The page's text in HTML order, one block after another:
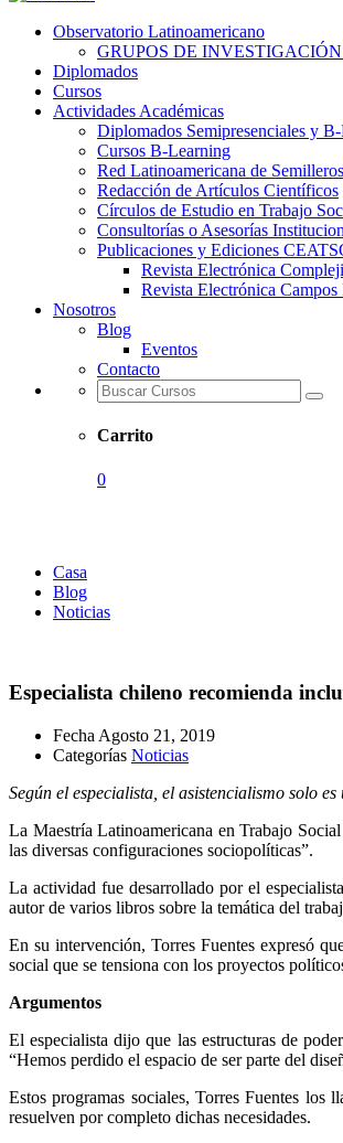
Observatorio Latinoamericano
GRUPOS DE
Diplomados
Cursos
Actividades Académicas
Diplomados Semipresenciales y
Cursos B-Learning
Red Latinoamericana de
Redacción de Artículos Científicos
Círculos de Estudio en Trabajo
Consultorías o Asesorías
Publicaciones y Ediciones
Revista Electrónica
Revista Electrónica
Nosotros
Blog
Eventos
Contacto
Carrito
0
Casa
Blog
Noticias
Especialista chileno recomienda
Fecha Agosto 21, 2019
Categorías Noticias
Según el especialista, el asistencialismo solo
La Maestría Latinoamericana en Trabajo
las diversas configuraciones sociopolíticas”.
La actividad fue desarrollado por el
autor de varios libros sobre la temática del
En su intervención, Torres Fuentes expresó
social que se tensiona con los proyectos
Argumentos
El especialista dijo que las estructuras de
“Hemos perdido el espacio de ser parte del
Estos programas sociales, Torres Fuentes los
resuelven por completo dichas necesidades.